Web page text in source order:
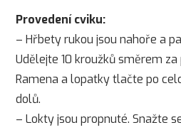
Provedení cviku:
– Hřbety rukou jsou nahoře a
Udělejte 10 kroužků směrem
Ramena a lopatky tlačte po
dolů.
– Lokty jsou propnuté. Snažte